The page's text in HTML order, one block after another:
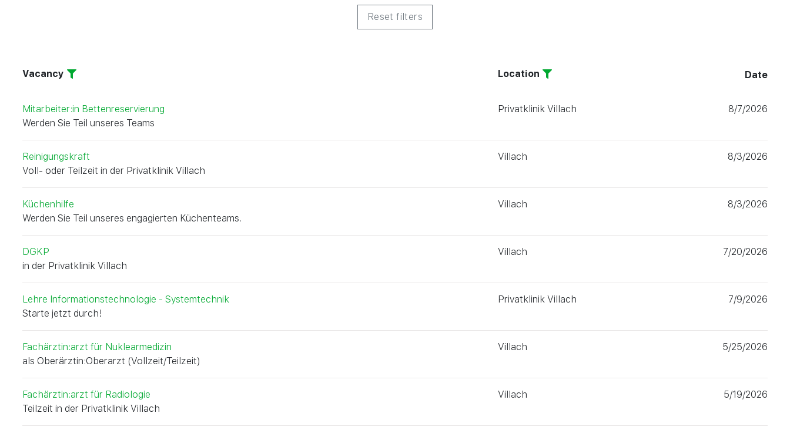
Reset filters
Vacancy
Location
Date
Mitarbeiter:in Bettenreservierung
Werden Sie Teil unseres Teams
Privatklinik Villach 8/7/2026
Reinigungskraft
Voll- oder Teilzeit in der Privatklinik Villach
Villach 8/3/2026
Küchenhilfe
Werden Sie Teil unseres engagierten Küchenteams.
Villach 8/3/2026
DGKP
in der Privatklinik Villach
Villach 7/20/2026
Lehre Informationstechnologie - Systemtechnik
Starte jetzt durch!
Privatklinik Villach 7/9/2026
Fachärztin:arzt für Nuklearmedizin
als Oberärztin:Oberarzt (Vollzeit/Teilzeit)
Villach 5/25/2026
Fachärztin:arzt für Radiologie
Teilzeit in der Privatklinik Villach
Villach 5/19/2026